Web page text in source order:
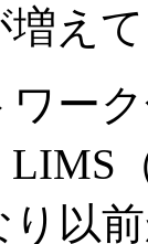
増え
ー
以